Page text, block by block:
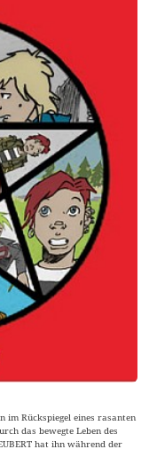
im Rückspiegel eines rasanten
das bewegte Leben des
hat ihn während der